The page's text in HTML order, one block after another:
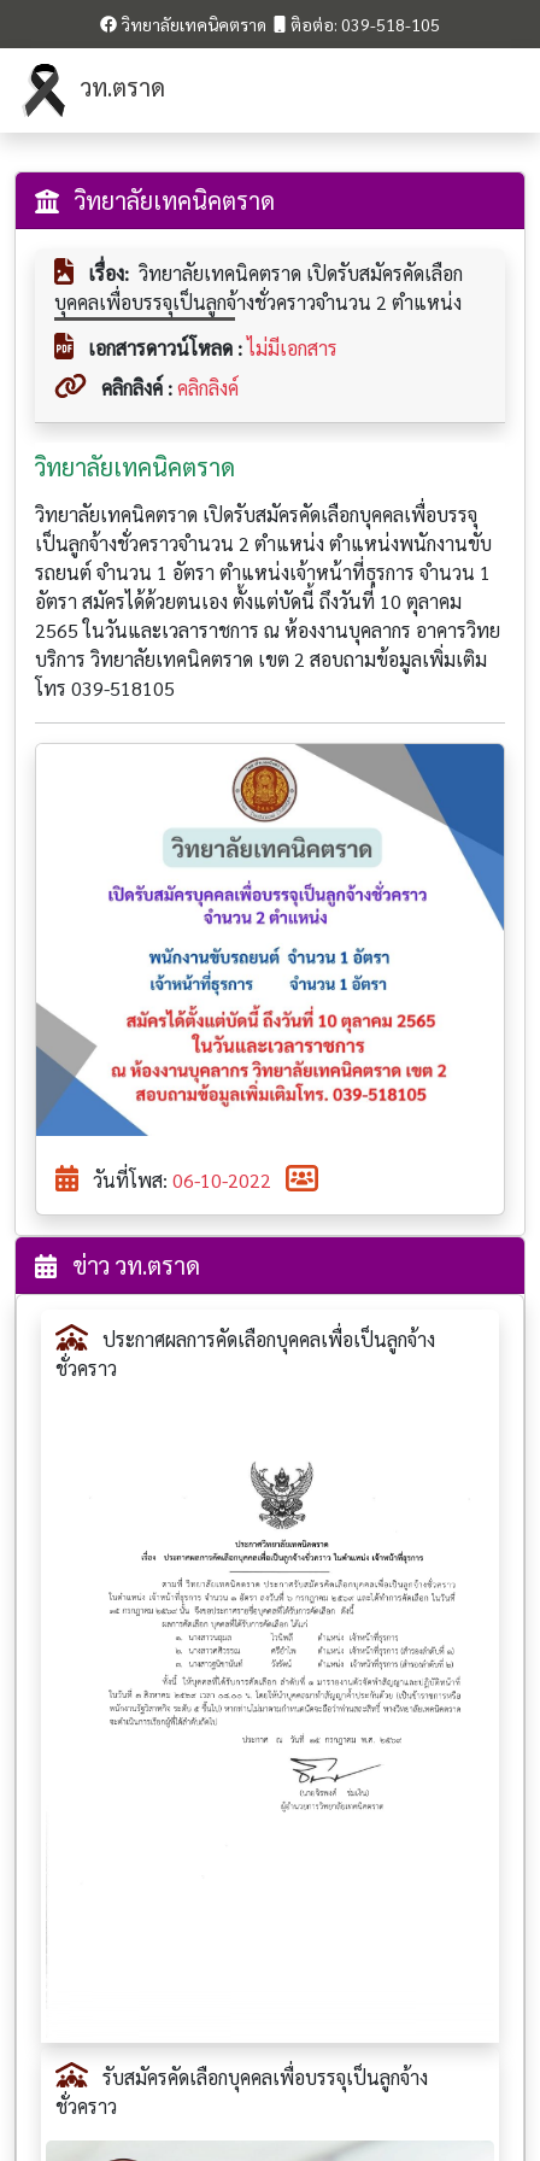
วิทยาลัยเทคนิคตราด ติอต่อ: 039-518-105
วท.ตราด
วิทยาลัยเทคนิคตราด
เรื่อง: วิทยาลัยเทคนิคตราด เปิดรับสมัครคัดเลือก
บุคคลเพื่อบรรจุเป็นลูกจ้างชั่วคราวจำนวน 2 ตำแหน่ง
เอกสารดาวน์โหลด : ไม่มีเอกสาร
คลิกลิงค์ :คลิกลิงค์
วิทยาลัยเทคนิคตราด
วิทยาลัยเทคนิคตราด เปิดรับสมัครคัดเลือกบุคคลเพื่อบรรจุ
เป็นลูกจ้างชั่วคราวจำนวน 2 ตำแหน่ง ตำแหน่งพนักงานขับ
รถยนต์ จำนวน 1 อัตรา ตำแหน่งเจ้าหน้าที่ธุรการ จำนวน 1
อัตรา สมัครได้ด้วยตนเอง ตั้งแต่บัดนี้ ถึงวันที่ 10 ตุลาคม
2565 ในวันและเวลาราชการ ณ ห้องงานบุคลากร อาคารวิทย
บริการ วิทยาลัยเทคนิคตราด เขต 2 สอบถามข้อมูลเพิ่มเติม
โทร 039-518105
วันที่โพส:06-10-2022
ข่าว วท.ตราด
ประกาศผลการคัดเลือกบุคคลเพื่อเป็นลูกจ้าง
ชั่วคราว
รับสมัครคัดเลือกบุคคลเพื่อบรรจุเป็นลูกจ้าง
ชั่วคราว